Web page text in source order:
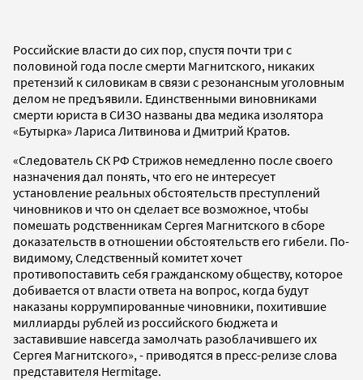
Российские власти до сих пор, спустя почти три с
половиной года после смерти Магнитского, никаких
претензий к силовикам в связи с резонансным уголовным
делом не предъявили. Единственными виновниками
смерти юриста в СИЗО названы два медика изолятора
«Бутырка» Лариса Литвинова и Дмитрий Кратов.
«Следователь СК РФ Стрижов немедленно после своего
назначения дал понять, что его не интересует
установление реальных обстоятельств преступлений
чиновников и что он сделает все возможное, чтобы
помешать родственникам Сергея Магнитского в сборе
доказательств в отношении обстоятельств его гибели. По-
видимому, Следственный комитет хочет
противопоставить себя гражданскому обществу, которое
добивается от власти ответа на вопрос, когда будут
наказаны коррумпированные чиновники, похитившие
миллиарды рублей из российского бюджета и
заставившие навсегда замолчать разоблачившего их
Сергея Магнитского», - приводятся в пресс-релизе слова
представителя Hermitage.